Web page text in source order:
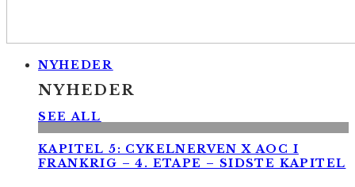
NYHEDER
NYHEDER
SEE ALL
KAPITEL 5: CYKELNERVEN X AOC I
FRANKRIG – 4. ETAPE – SIDSTE KAPITEL